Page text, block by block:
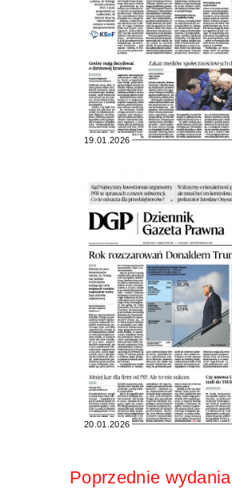
19.01.2026
20.01.2026
Poprzednie wydania